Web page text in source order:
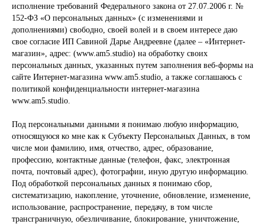
исполнение требований Федерального закона от 27.07.2006 г. №
152-ФЗ «О персональных данных» (с изменениями и
дополнениями) свободно, своей волей и в своем интересе даю
свое согласие ИП Савиной Дарье Андреевне (далее – «Интернет-
магазин», адрес: (www.am5.studio) на обработку своих
персональных данных, указанных путем заполнения веб-формы на
сайте Интернет-магазина www.am5.studio, а также соглашаюсь с
политикой конфиденциальности интернет-магазина
www.am5.studio.
Под персональными данными я понимаю любую информацию,
относящуюся ко мне как к Субъекту Персональных Данных, в том
числе мои фамилию, имя, отчество, адрес, образование,
профессию, контактные данные (телефон, факс, электронная
почта, почтовый адрес), фотографии, иную другую информацию.
Под обработкой персональных данных я понимаю сбор,
систематизацию, накопление, уточнение, обновление, изменение,
использование, распространение, передачу, в том числе
трансграничную, обезличивание, блокирование, уничтожение,